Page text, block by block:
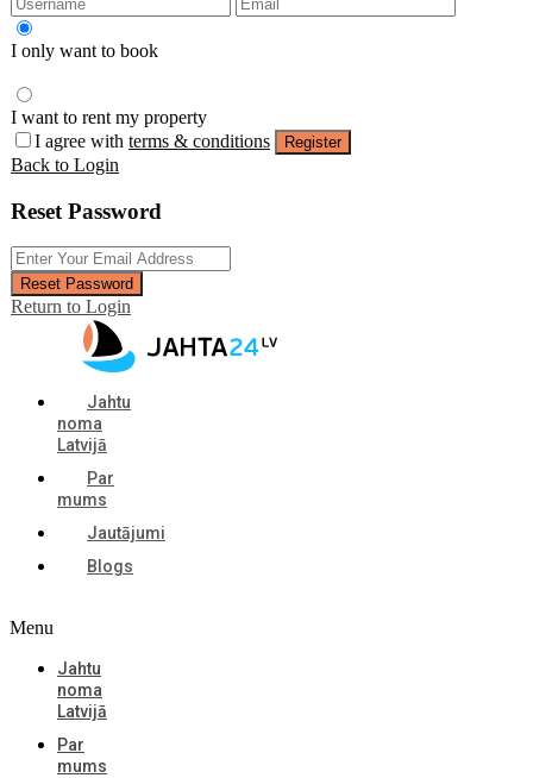
I only want to book
I want to rent my property
I agree with terms & conditions Register
Back to Login
Reset Password
Reset Password
Return to Login
Jahtu
noma
Latvijā
Par
mums
Jautājumi
Blogs
Menu
Jahtu
noma
Latvijā
Par
mums